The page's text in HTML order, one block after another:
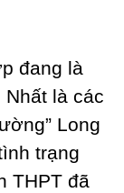
đang là
là các
Long
trạng
THPT đã